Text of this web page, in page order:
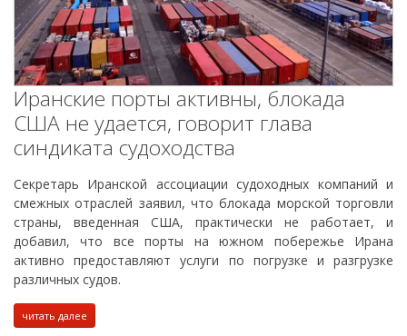
Иранские порты активны, блокада
США не удается, говорит глава
синдиката судоходства
Секретарь Иранской ассоциации судоходных компаний и
смежных отраслей заявил, что блокада морской торговли
страны, введенная США, практически не работает, и
добавил, что все порты на южном побережье Ирана
активно предоставляют услуги по погрузке и разгрузке
различных судов.
читать далее